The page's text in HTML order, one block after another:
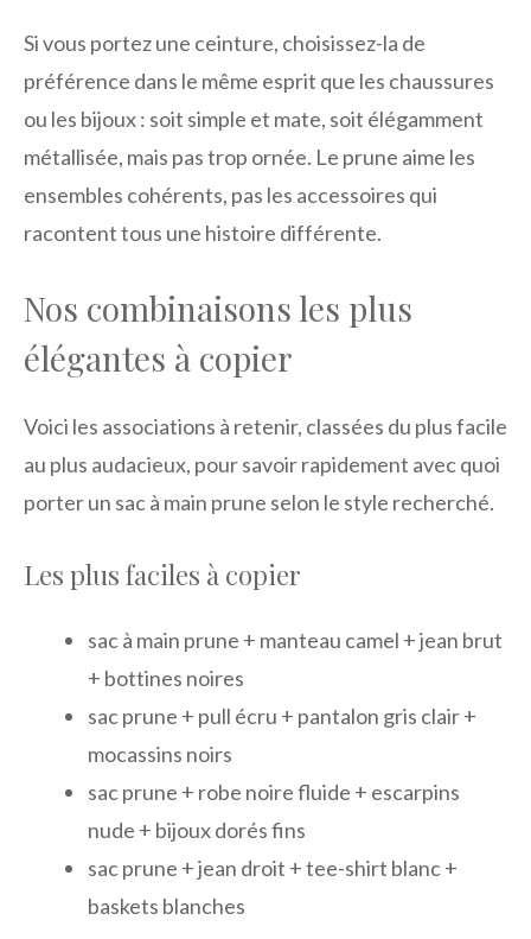
Si vous portez une ceinture, choisissez-la de
préférence dans le même esprit que les chaussures
ou les bijoux : soit simple et mate, soit élégamment
métallisée, mais pas trop ornée. Le prune aime les
ensembles cohérents, pas les accessoires qui
racontent tous une histoire différente.
Nos combinaisons les plus
élégantes à copier
Voici les associations à retenir, classées du plus facile
au plus audacieux, pour savoir rapidement avec quoi
porter un sac à main prune selon le style recherché.
Les plus faciles à copier
sac à main prune + manteau camel + jean brut
+ bottines noires
sac prune + pull écru + pantalon gris clair +
mocassins noirs
sac prune + robe noire fluide + escarpins
nude + bijoux dorés fins
sac prune + jean droit + tee-shirt blanc +
baskets blanches